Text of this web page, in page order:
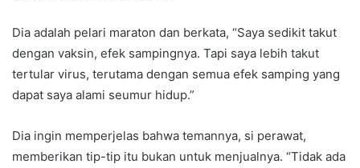
Dia adalah pelari maraton dan berkata, “Saya sedikit takut
dengan vaksin, efek sampingnya. Tapi saya lebih takut
tertular virus, terutama dengan semua efek samping yang
dapat saya alami seumur hidup.”
Dia ingin memperjelas bahwa temannya, si perawat,
memberikan tip-tip itu bukan untuk menjualnya. “Tidak ada